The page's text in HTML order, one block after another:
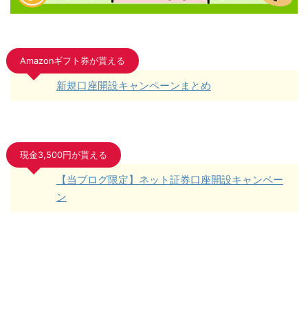
Amazonギフト券が貰える
新規口座開設キャンペーンまとめ
現金3,500円が貰える
【当ブログ限定】ネット証券口座開設キャンペー
ン